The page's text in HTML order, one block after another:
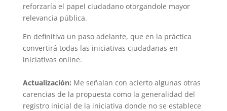
reforzaría el papel ciudadano otorgandole mayor
relevancia pública.
En definitiva un paso adelante, que en la práctica
convertirá todas las iniciativas ciudadanas en
iniciativas online.
Actualización: Me señalan con acierto algunas otras
carencias de la propuesta como la generalidad del
registro inicial de la iniciativa donde no se establece